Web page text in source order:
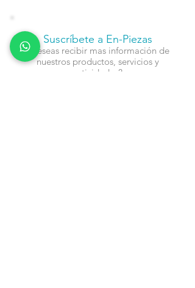
Suscríbete a En-Piezas
¿Deseas recibir mas información de
nuestros productos, servicios y
actividades?